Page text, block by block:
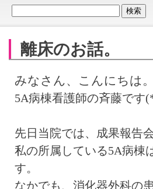
離床のお話。
みなさん、こんにちは。
5A病棟看護師の斉藤です
先日当院では、成果報告
私の所属している5A病棟
す。
なかでも、消化器外科の